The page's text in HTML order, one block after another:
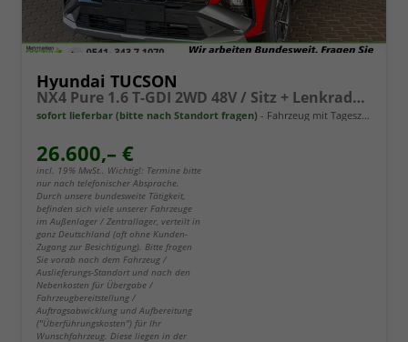
Hyundai TUCSON
NX4 Pure 1.6 T-GDI 2WD 48V / Sitz + Lenkradheiz. LED Tempomat Alu 17"
sofort lieferbar (bitte nach Standort fragen) Fahrzeug mit Tageszulassung
26.600,– €
incl. 19% MwSt.. Wichtig!: Termine bitte
nur nach telefonischer Absprache.
Durch unsere bundesweite Tätigkeit,
befinden sich viele unserer Fahrzeuge
im Außenlager / Zentrallager, verteilt in
ganz Deutschland (oft ohne Kunden-
Zugang zur Besichtigung). Bitte fragen
Sie vorab nach dem Fahrzeug /
Auslieferungs-Standort und nach den
Nebenkosten für Übergabe /
Fahrzeugbereitstellung /
Auftragsabwicklung und Aufbereitung
("Überführungskosten") für Ihr
Wunschfahrzeug. Diese liegen in der